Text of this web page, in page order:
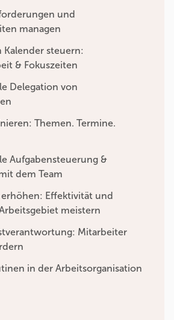
und
managen
Kalender steuern:
& Fokuszeiten
Delegation von
Themen. Termine.
Aufgabensteuerung &
dem Team
Effektivität und
meistern
Mitarbeiter
in der Arbeitsorganisation